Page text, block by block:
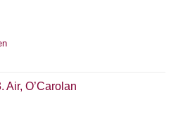
Air, O’Carolan